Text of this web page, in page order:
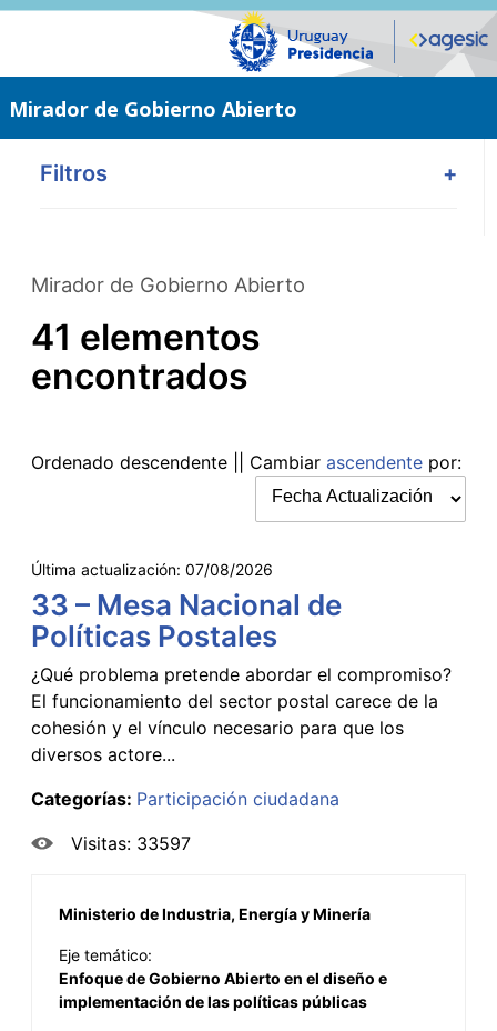
Saltar
Mirador de Gobierno Abierto
Filtros +
Mirador de Gobierno Abierto
41 elementos
encontrados
Ordenado descendente || Cambiar ascendente por:
Última actualización: 07/08/2026
33 – Mesa Nacional de
Políticas Postales
¿Qué problema pretende abordar el compromiso?
El funcionamiento del sector postal carece de la
cohesión y el vínculo necesario para que los
diversos actore...
Categorías: Participación ciudadana
Visitas: 33597
Ministerio de Industria, Energía y Minería
Eje temático:
Enfoque de Gobierno Abierto en el diseño e
implementación de las políticas públicas